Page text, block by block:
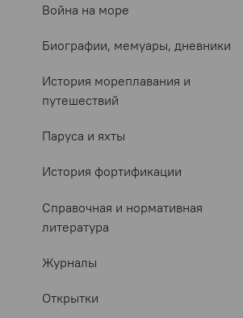
Война на море
Биографии, мемуары, дневники
История мореплавания и
путешествий
Паруса и яхты
История фортификации
Справочная и нормативная
литература
Журналы
Открытки